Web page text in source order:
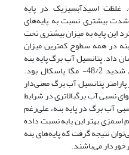
غلظت اسیدآبسیزیک در پایه
بیشتری نسبت به پایه‌های
این پایه به میزان بیشتری تحت
در همه سطوح کمترین میزان
داد. پتانسیل آب برگ پایه بنه
در تنش متوسط 09/2- و در تنش شدید 48/2- مگا پاسکال بود.
پتانسیل آب برگ معنی‌دار
نسبی آب برگبالاتری در شرایط
آب برگ در پایه بنه، علی‌رغم
اسمزی بهتر این پایه نسبت داده
نتیجه گرفت که پایه‌های بنه
می‌باشند.